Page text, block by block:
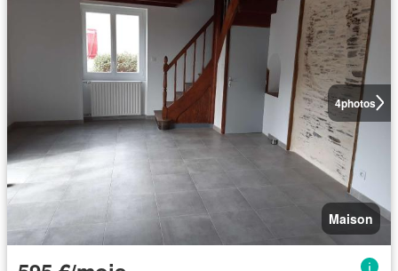
4photos
Maison